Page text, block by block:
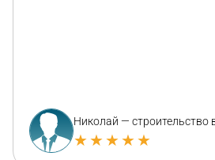
Николай — строительство
★★★★★